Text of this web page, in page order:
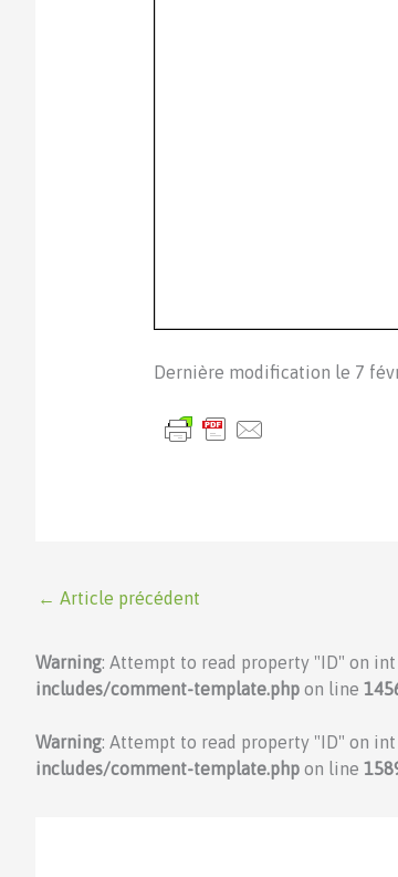
Dernière modification le 7
← Article précédent
Warning: Attempt to read property "ID" on
includes/comment-template.php on line
Warning: Attempt to read property "ID" on
includes/comment-template.php on line